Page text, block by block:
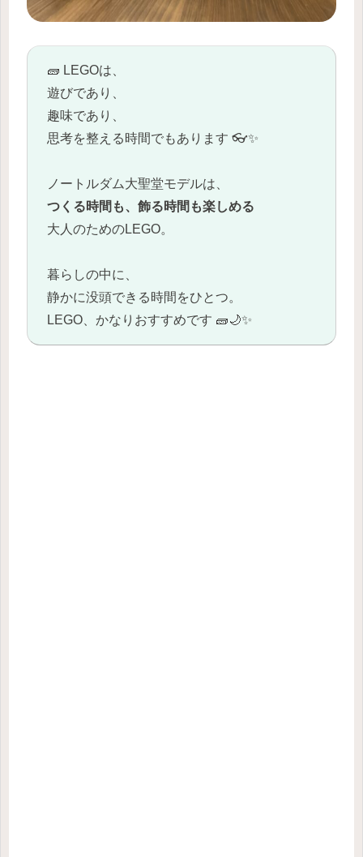
🧱 LEGOは、
遊びであり、
趣味であり、
思考を整える時間でもあります 👓✨
ノートルダム大聖堂モデルは、
つくる時間も、飾る時間も楽しめる
大人のためのLEGO。
暮らしの中に、
静かに没頭できる時間をひとつ。
LEGO、かなりおすすめです 🧱🌙✨